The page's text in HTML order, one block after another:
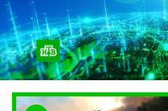
/
Загрузка:
9.89%